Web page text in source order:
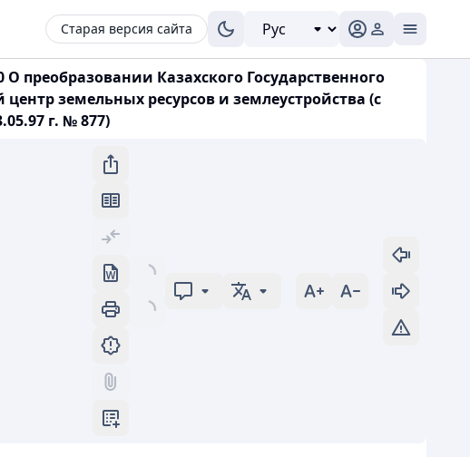
Старая версия сайта
преобразовании Казахского Государственного
земельных ресурсов и землеустройства (с
г. № 877)